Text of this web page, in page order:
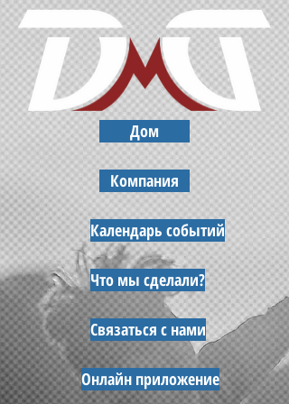
Дом
Компания
Календарь событий
Что мы сделали?
Связаться с нами
Онлайн приложение